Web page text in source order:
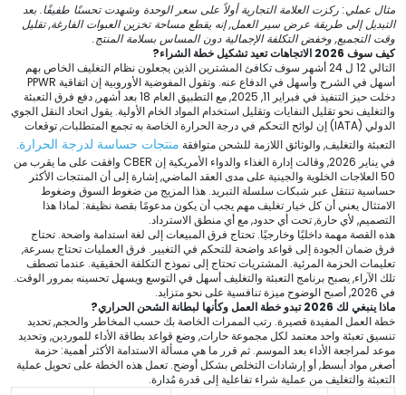
مثال عملي: ركزت العلامة التجارية أولاً على سعر الوحدة وشهدت تحسنًا طفيفًا. بعد
التبديل إلى طريقة عرض سير العمل, إنه يقطع مساحة تخزين العبوات الفارغة, تقليل
وقت التجميع, وخفض التكلفة الإجمالية دون المساس بسلامة المنتج.
كيف سوف 2026 الاتجاهات تعيد تشكيل خطة الشراء?
التالي 12 ل 24 أشهر سوف تكافئ المشترين الذين يجعلون نظام التغليف الخاص بهم
أسهل في الشرح وأسهل في الدفاع عنه. وتقول المفوضية الأوروبية إن اتفاقية PPWR
دخلت حيز التنفيذ في فبراير 11, 2025, مع التطبيق العام 18 بعد أشهر, دفع فرق التعبئة
والتغليف نحو تقليل النفايات وتقليل استخدام المواد الخام الأولية. يقول اتحاد النقل الجوي
الدولي (IATA) إن لوائح التحكم في درجة الحرارة الخاصة به تجمع المتطلبات, توقعات
التعبئة والتغليف, والوثائق اللازمة للشحن متوافقة منتجات حساسة لدرجة الحرارة.
في يناير 2026, وقالت إدارة الغذاء والدواء الأمريكية إن CBER وافقت على ما يقرب من
50 العلاجات الخلوية والجينية على مدى العقد الماضي, إشارة إلى أن المنتجات الأكثر
حساسية تنتقل عبر شبكات سلسلة التبريد. هذا المزيج من ضغوط السوق وضغوط
الامتثال يعني أن كل خيار تغليف مهم يجب أن يكون مدعومًا بقصة نظيفة: لماذا هذا
التصميم, لأي حارة, تحت أي حدود, مع أي منطق الاسترداد.
هذه القصة مهمة داخليًا وخارجيًا. تحتاج فرق المبيعات إلى لغة استدامة واضحة. تحتاج
فرق ضمان الجودة إلى قواعد واضحة للتحكم في التغيير. فرق العمليات تحتاج بسرعة,
تعليمات الحزمة المرئية. المشتريات تحتاج إلى نموذج التكلفة الحقيقية. عندما تصطف
تلك الآراء, يصبح برنامج التعبئة والتغليف أسهل في التوسع ويسهل تحسينه بمرور الوقت.
في 2026, أصبح الوضوح ميزة تنافسية على نحو متزايد.
ماذا ينبغي لك 2026 تبدو خطة العمل وكأنها لبطانة الشحن الحراري?
خطة العمل المفيدة قصيرة. رتب الممرات الخاصة بك حسب المخاطر والحجم, تحديد
تنسيق تعبئة واحد معتمد لكل مجموعة حارات, وضع قواعد بطاقة الأداء للموردين, وتحديد
موعد لمراجعة الأداء بعد الموسم. ثم قرر ما هي مسألة الاستدامة الأكثر أهمية: حزمة
أصغر, مواد أبسط, أو إرشادات التخلص بشكل أوضح. تعمل هذه الخطة على تحويل عملية
التعبئة والتغليف من عملية شراء تفاعلية إلى قدرة مُدارة.